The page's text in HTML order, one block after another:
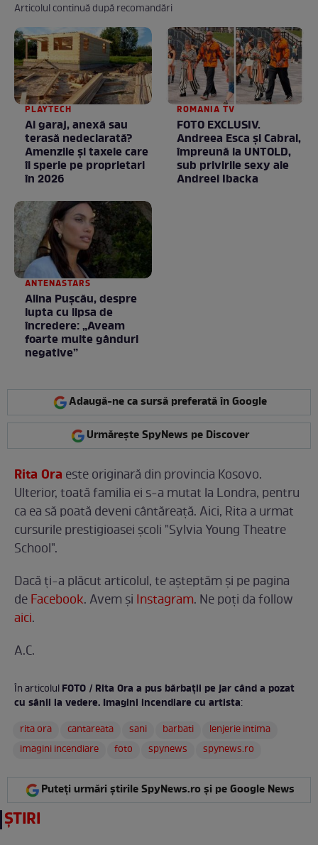
Articolul continuă după recomandări
PLAYTECH
Ai garaj, anexă sau
terasă nedeclarată?
Amenzile și taxele care
îi sperie pe proprietari
în 2026
ROMANIA TV
FOTO EXCLUSIV.
Andreea Esca şi Cabral,
împreună la UNTOLD,
sub privirile sexy ale
Andreei Ibacka
ANTENASTARS
Alina Pușcău, despre
lupta cu lipsa de
încredere: „Aveam
foarte multe gânduri
negative”
Adaugă-ne ca sursă preferată în Google
Urmărește SpyNews pe Discover
Rita Ora este originară din provincia Kosovo.
Ulterior, toată familia ei s-a mutat la Londra, pentru
ca ea să poată deveni cântăreață. Aici, Rita a urmat
cursurile prestigioasei şcoli "Sylvia Young Theatre
School".
Dacă ți-a plăcut articolul, te așteptăm și pe pagina
deFacebook. Avem și Instagram. Ne poți da follow
aici.
A.C.
În articolulFOTO / Rita Ora a pus bărbații pe jar când a pozat
cu sânii la vedere. Imagini incendiare cu artista:
rita ora
cantareata sani barbati
lenjerie intima
imagini incendiare
foto spynews spynews.ro
Puteți urmări știrile SpyNews.ro și pe Google News
ȘTIRI